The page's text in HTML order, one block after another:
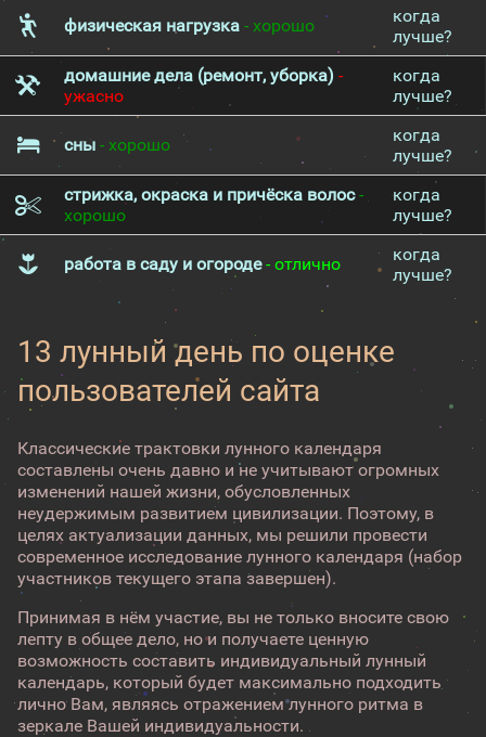
физическая нагрузка - хорошо
когда
лучше?
домашние дела (ремонт, уборка) -
ужасно
когда
лучше?
сны - хорошо
когда
лучше?
стрижка, окраска и причёска волос-
хорошо
когда
лучше?
работа в саду и огороде- отлично
когда
лучше?
13 лунный день по оценке
пользователей сайта
Классические трактовки лунного календаря
составлены очень давно и не учитывают огромных
изменений нашей жизни, обусловленных
неудержимым развитием цивилизации. Поэтому, в
целях актуализации данных, мы решили провести
современное исследование лунного календаря (набор
участников текущего этапа завершен).
Принимая в нём участие, вы не только вносите свою
лепту в общее дело, но и получаете ценную
возможность составить индивидуальный лунный
календарь, который будет максимально подходить
лично Вам, являясь отражением лунного ритма в
зеркале Вашей индивидуальности.